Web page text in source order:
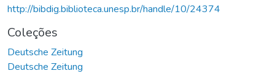
http://bibdig.biblioteca.unesp.br/handle/10/24374
Coleções
Deutsche Zeitung
Deutsche Zeitung